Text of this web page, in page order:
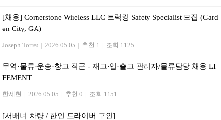
[채용] Cornerstone Wireless LLC 트럭킹 Safety Specialist 모집 (Gard
en City, GA)
Joseph Torres | 2026.05.05 | 추천 1 | 조회 1125
무역·물류·운송·창고 직군 - 재고·입·출고 관리자/물류담당 채용 LI
FEMENT
한세현 | 2026.05.05 | 추천 0 | 조회 1151
[서배너 차량 / 한인 드라이버 구인]